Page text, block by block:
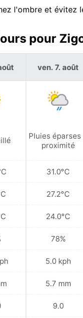
l'ombre et évitez
pour
ven. 7. août
Pluies éparses
proximité
31.0°C
27.2°C
24.0°C
78%
5.0 kph
5.7 mm
9.0